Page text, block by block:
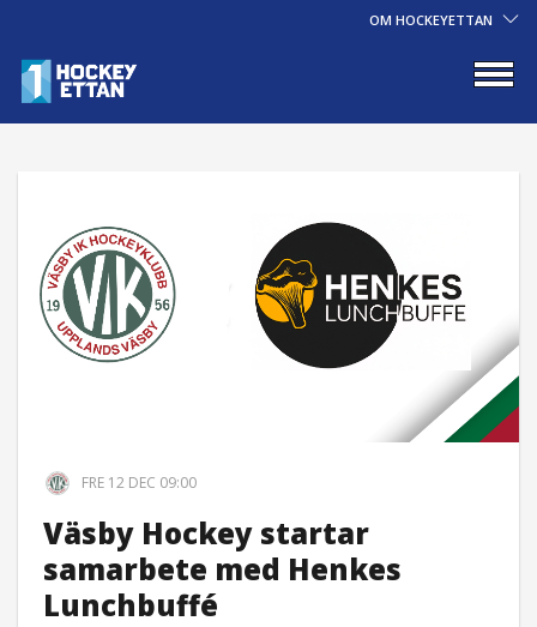
OM HOCKEYETTAN
FRE 12 DEC 09:00
Väsby Hockey startar
samarbete med Henkes
Lunchbuffé